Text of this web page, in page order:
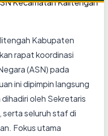
Kabupaten
rapat koordinasi
(ASN) pada
ini dipimpin langsung
oleh Sekretaris
serta seluruh staf di
Fokus utama